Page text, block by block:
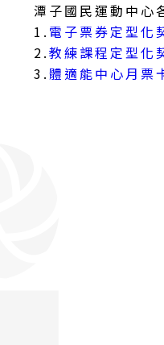
潭子國民運動中心
1. 電子票券定型化
2.教練課程定型化
3.體適能中心月票